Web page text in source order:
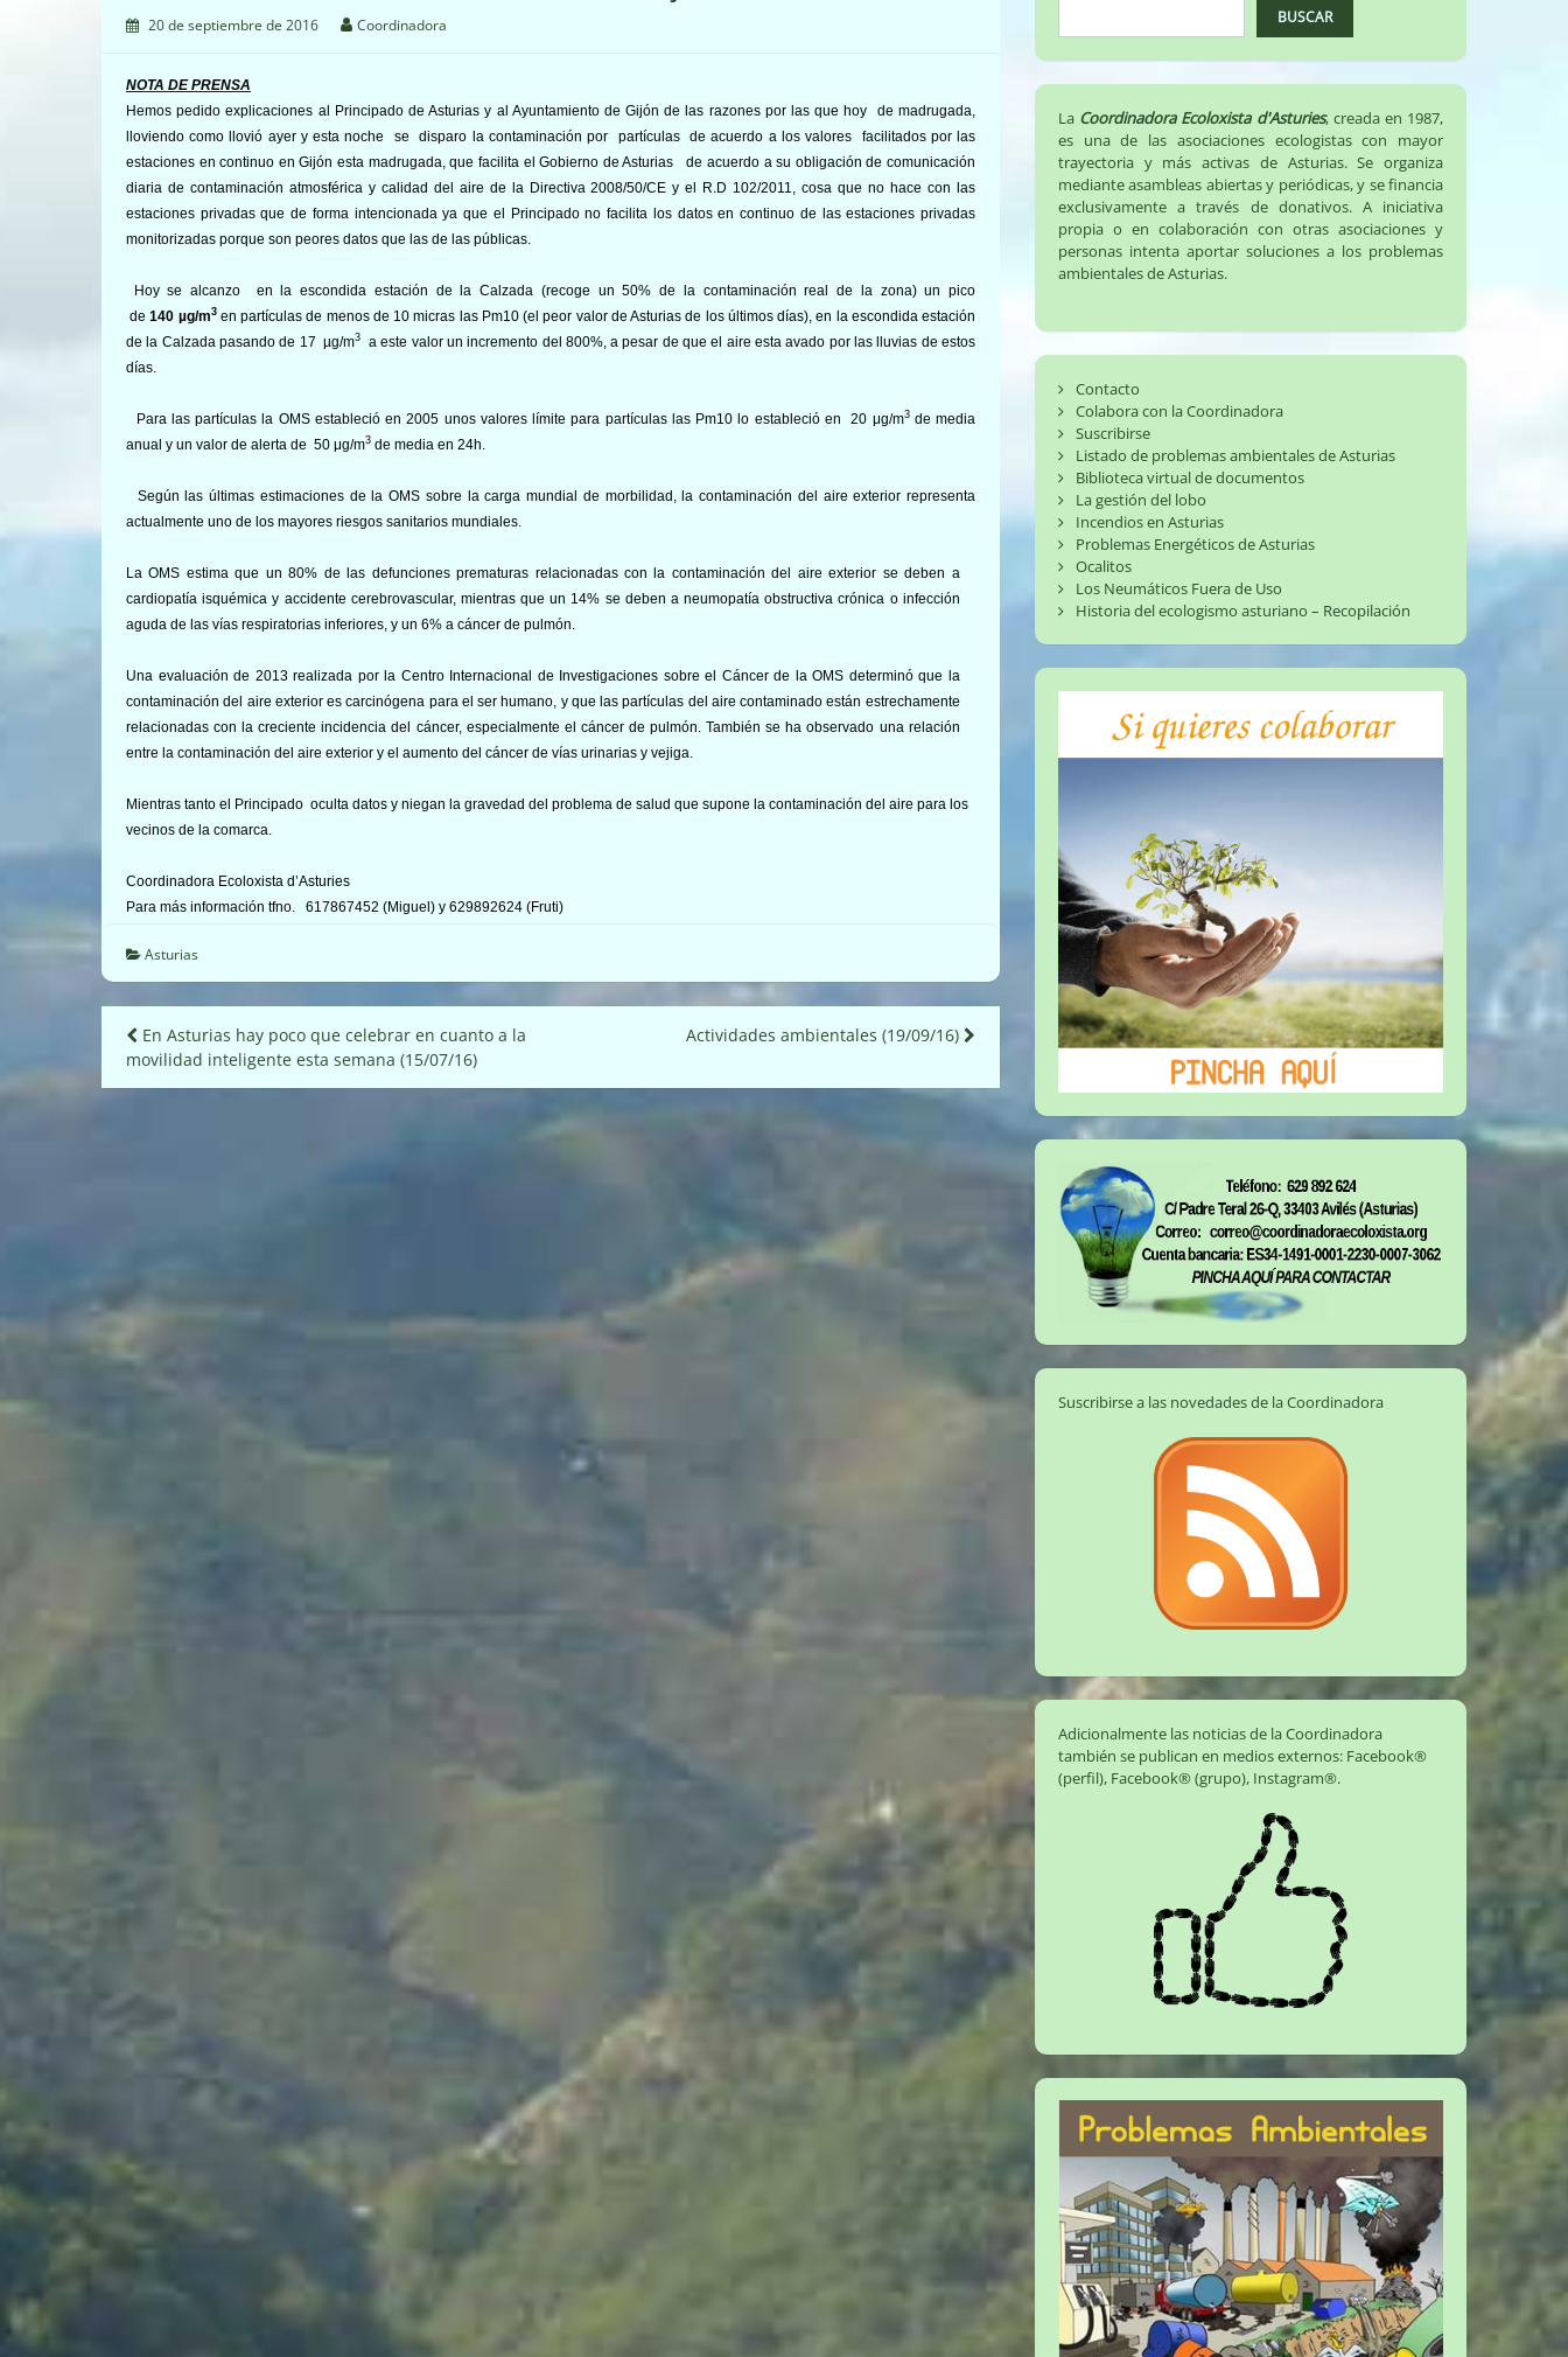
20 de septiembre de 2016 Coordinadora
NOTA DE PRENSA
Hemos pedido explicaciones al Principado de Asturias y al Ayuntamiento de Gijón de las razones por las que hoy de madrugada,
lloviendo como llovió ayer y esta noche se disparo la contaminación por partículas de acuerdo a l os valores facilitados por las
estaciones en continuo en Gijón esta madrugada, que facilita el Gobierno de Asturias
de acuerdo a su obligación de comunicación
diaria de contaminación atmosférica y calidad del aire de la Directiva 2008/50/CE y el R.D 102/2011, cosa que no hace con las
estaciones privadas que de forma intencionada ya que el Principado no facilita los datos en continuo de las estaciones privadas
monitorizadas porque son peores datos que las de las públicas.
Hoy se alcanzo en la escondida estación de la Calzada (recoge un 50% de la contaminación real de la zona) un pico
de140 µg/m3 en partículas de menos de 10 micras las Pm10 (el peor valor de Asturias de los últimos días), en la escondida estación
de la Calzada pasando de 17 µg/m3
a este valor un incremento del 800%, a pesar de que el aire esta avado por las lluvias de estos
días.
Para las partículas la OMS estableció en 2005 unos valores límite para partículas las Pm10 lo estableció en 20 μg/m3de media
anual y un valor de alerta de 50 μg/m3 de media en 24h.
Según las últimas estimaciones de la OMS sobre la carga mundial de morbilidad, la contaminación del aire exterior representa
actualmente uno de los mayores riesgos sanitarios mundiales.
La OMS estima que un 80% de las defunciones prematuras relacionadas con la contaminación del aire exterior se deben a
cardiopatía isquémica y accidente cerebrovascular, mientras que un 14% se deben a neumopatía obstructiva crónica o infección
aguda de las vías respiratorias inferiores, y un 6% a cáncer de pulmón.
Una evaluación de 2013 realizada por la Centro Internacional de Investigaciones sobre el Cáncer de la OMS determinó que la
contaminación del aire exterior es carcinógena para el ser humano, y que las partículas del aire contaminado están estrechamente
relacionadas con la creciente incidencia del cáncer, especialmente el cáncer de pulmón. También se ha observado una relación
entre la contaminación del aire exterior y el aumento del cáncer de vías urinarias y vejiga.
Mientras tanto el Principado oculta datos y niegan la gravedad del problema de salud que supone la contaminación del aire para los
vecinos de la comarca.
Coordinadora Ecoloxista d’Asturies
Para más información tfno. 617867452 (Miguel) y 629892624 (Fruti)
Asturias
Navegación
de
En Asturias hay poco que celebrar en cuanto a la
movilidad inteligente esta semana (15/07/16)
Actividades ambientales (19/09/16)
BUSCAR
La Coordinadora Ecoloxista d'Asturies, creada en 1987,
es una de las asociaciones ecologistas con mayor
trayectoria y más activas de Asturias. Se organiza
mediante asambleas abiertas y periódicas, y se financia
exclusivamente a través de donativos. A iniciativa
propia o en colaboración con otras asociaciones y
personas intenta aportar soluciones a los problemas
ambientales de Asturias.
Contacto
Colabora con la Coordinadora
Suscribirse
Listado de problemas ambientales de Asturias
Biblioteca virtual de documentos
La gestión del lobo
Incendios en Asturias
Problemas Energéticos de Asturias
Ocalitos
Los Neumáticos Fuera de Uso
Historia del ecologismo asturiano – Recopilación
Suscribirse a las novedades de la Coordinadora
Adicionalmente las noticias de la Coordinadora
también se publican en medios externos: Facebook®
(perfil), Facebook® (grupo), Instagram®.